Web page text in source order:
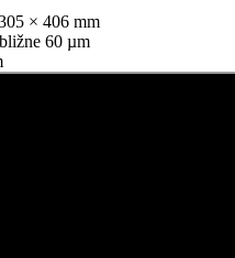
× 406 mm
60 µm